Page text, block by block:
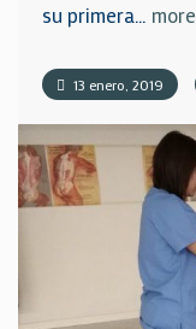
su primera… more
13 enero, 2019